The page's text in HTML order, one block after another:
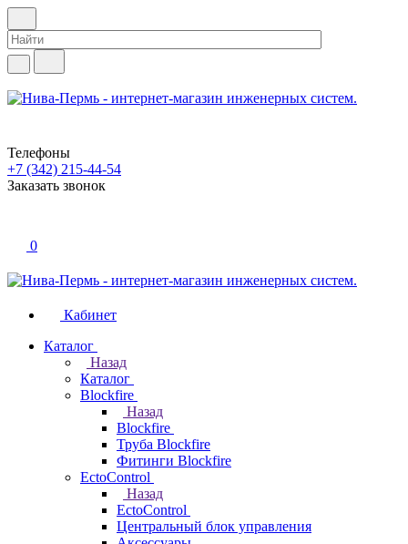
Телефоны
+7 (342) 215-44-54
Заказать звонок
0
Кабинет
Каталог
Назад
Каталог
Blockfire
Назад
Blockfire
Труба Blockfire
Фитинги Blockfire
EctoControl
Назад
EctoControl
Центральный блок управления